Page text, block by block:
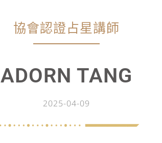
協會認證占星講師
ADORN TANG
2025-04-09